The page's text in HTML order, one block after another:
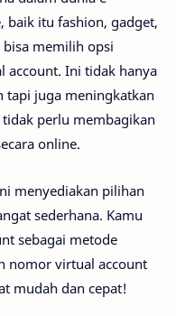
baik itu fashion, gadget,
memilih opsi
account. Ini tidak hanya
tapi juga meningkatkan
perlu membagikan
online.
menyediakan pilihan
sederhana. Kamu
sebagai metode
nomor virtual account
mudah dan cepat!